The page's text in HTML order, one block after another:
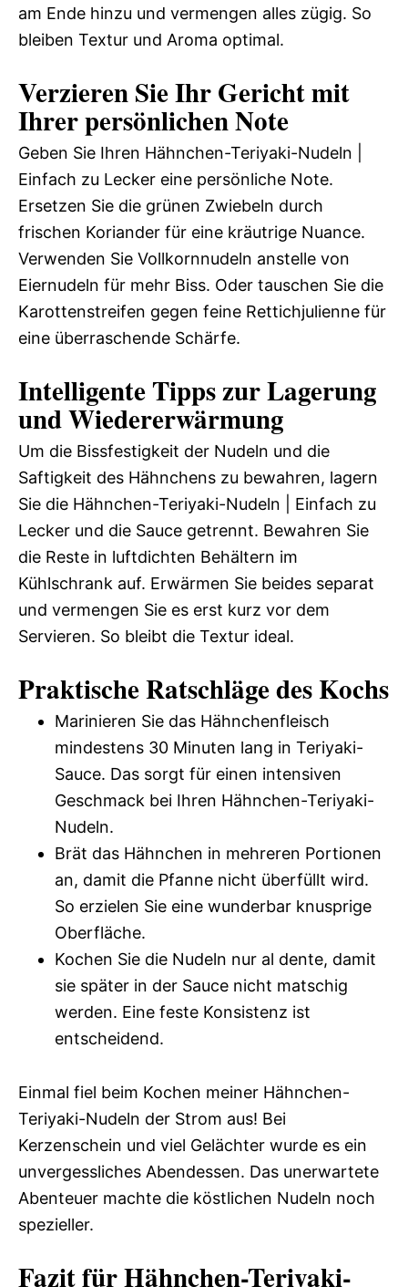
am Ende hinzu und vermengen alles zügig. So
bleiben Textur und Aroma optimal.
Verzieren Sie Ihr Gericht mit
Ihrer persönlichen Note
Geben Sie Ihren Hähnchen-Teriyaki-Nudeln |
Einfach zu Lecker eine persönliche Note.
Ersetzen Sie die grünen Zwiebeln durch
frischen Koriander für eine kräutrige Nuance.
Verwenden Sie Vollkornnudeln anstelle von
Eiernudeln für mehr Biss. Oder tauschen Sie die
Karottenstreifen gegen feine Rettichjulienne für
eine überraschende Schärfe.
Intelligente Tipps zur Lagerung
und Wiedererwärmung
Um die Bissfestigkeit der Nudeln und die
Saftigkeit des Hähnchens zu bewahren, lagern
Sie die Hähnchen-Teriyaki-Nudeln | Einfach zu
Lecker und die Sauce getrennt. Bewahren Sie
die Reste in luftdichten Behältern im
Kühlschrank auf. Erwärmen Sie beides separat
und vermengen Sie es erst kurz vor dem
Servieren. So bleibt die Textur ideal.
Praktische Ratschläge des Kochs
Marinieren Sie das Hähnchenfleisch
mindestens 30 Minuten lang in Teriyaki-
Sauce. Das sorgt für einen intensiven
Geschmack bei Ihren Hähnchen-Teriyaki-
Nudeln.
Brät das Hähnchen in mehreren Portionen
an, damit die Pfanne nicht überfüllt wird.
So erzielen Sie eine wunderbar knusprige
Oberfläche.
Kochen Sie die Nudeln nur al dente, damit
sie später in der Sauce nicht matschig
werden. Eine feste Konsistenz ist
entscheidend.
Einmal fiel beim Kochen meiner Hähnchen-
Teriyaki-Nudeln der Strom aus! Bei
Kerzenschein und viel Gelächter wurde es ein
unvergessliches Abendessen. Das unerwartete
Abenteuer machte die köstlichen Nudeln noch
spezieller.
Fazit für Hähnchen-Teriyaki-